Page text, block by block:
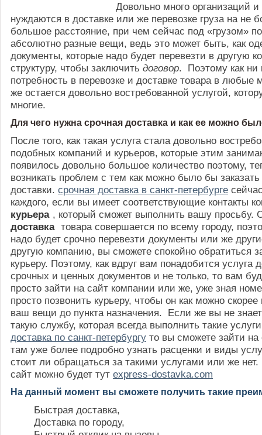
Довольно много организаций
нуждаются в доставке или же перевозке груза на не
большое расстояние, при чем сейчас под «грузом»
абсолютно разные вещи, ведь это может быть, как
документы, которые надо будет перевезти в другую
структуру, чтобы заключить договор. Поэтому как ни
потребность в перевозке и доставке товара в любые
же остается довольно востребованной услугой,
многие.
Для чего нужна срочная доставка и как ее можно
После того, как такая услуга стала довольно
подобных компаний и курьеров, которые этим
появилось довольно большое количество поэтому,
возникать проблем с тем как можно было бы заказать
доставки. срочная доставка в санкт-петербурге
каждого, если вы имеет соответствующие контакты
курьера , который сможет выполнить вашу просьбу.
доставка товара совершается по всему городу,
надо будет срочно перевезти документы или же
другую компанию, вы сможете спокойно обратиться
курьеру. Поэтому, как вдруг вам понадобится услуга
срочных и ценных документов и не только, то вам
просто зайти на сайт компании или же, уже зная
просто позвонить курьеру, чтобы он как можно скорее
ваш вещи до пункта назначения. Если же вы не
такую службу, которая всегда выполнить такие
доставка по санкт-петербургу то вы сможете зайти
там уже более подробно узнать расценки и виды
стоит ли обращаться за такими услугами или же нет.
сайт можно будет тут express-dostavka.com
На данный момент вы сможете получить такие
Быстрая доставка,
Доставка по городу,